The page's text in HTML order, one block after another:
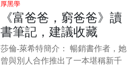
高，就是要緊緊圍繞講話的核心主
題，從歷史的、全面的角度去分
析、解決問題。 第二，理論要有深
度。深，即深邃、深刻，而非深不
可測、晦澀難懂。理
厚黑學
《富爸爸，窮爸爸》讀
書筆記，建議收藏
莎倫-萊希特簡介： 暢銷書作者，她
曾與別人合作推出了一本堪稱新千